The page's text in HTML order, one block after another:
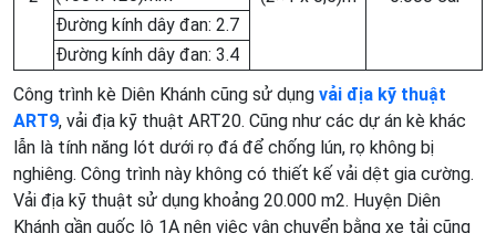
Đường kính dây đan: 2.7
Đường kính dây đan: 3.4
Công trình kè Diên Khánh cũng sử dụng vải địa kỹ thuật
ART9, vải địa kỹ thuật ART20. Cũng như các dự án kè khác
lẫn là tính năng lót dưới rọ đá để chống lún, rọ không bị
nghiêng. Công trình này không có thiết kế vải dệt gia cường.
Vải địa kỹ thuật sử dụng khoảng 20.000 m2. Huyện Diên
Khánh gần quốc lộ 1A nên việc vận chuyển bằng xe tải cũng